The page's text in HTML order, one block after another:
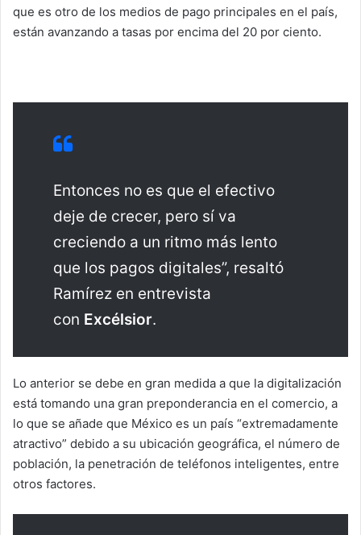
que es otro de los medios de pago principales en el país,
están avanzando a tasas por encima del 20 por ciento.
Entonces no es que el efectivo
deje de crecer, pero sí va
creciendo a un ritmo más lento
que los pagos digitales”, resaltó
Ramírez en entrevista
con Excélsior.
Lo anterior se debe en gran medida a que la digitalización
está tomando una gran preponderancia en el comercio, a
lo que se añade que México es un país “extremadamente
atractivo” debido a su ubicación geográfica, el número de
población, la penetración de teléfonos inteligentes, entre
otros factores.